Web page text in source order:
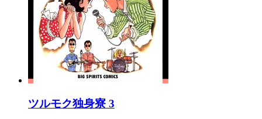
ツルモク独身寮 3